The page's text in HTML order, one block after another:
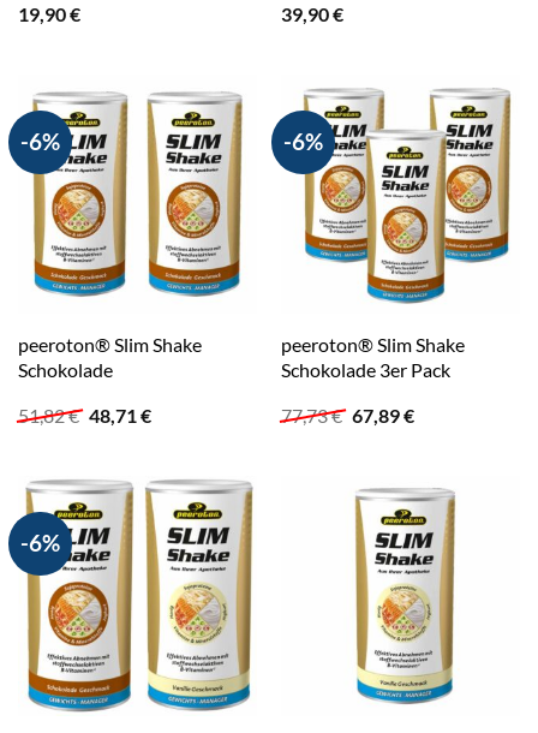
19,90€
39,90€
-6%
peeroton® Slim Shake
Schokolade
51,82€ Ursprünglicher
Preis
48,71 €Aktueller
-6%
peeroton® Slim Shake
Schokolade 3er Pack
77,73€ Ursprünglicher
Preis
67,89€Aktueller
-6%